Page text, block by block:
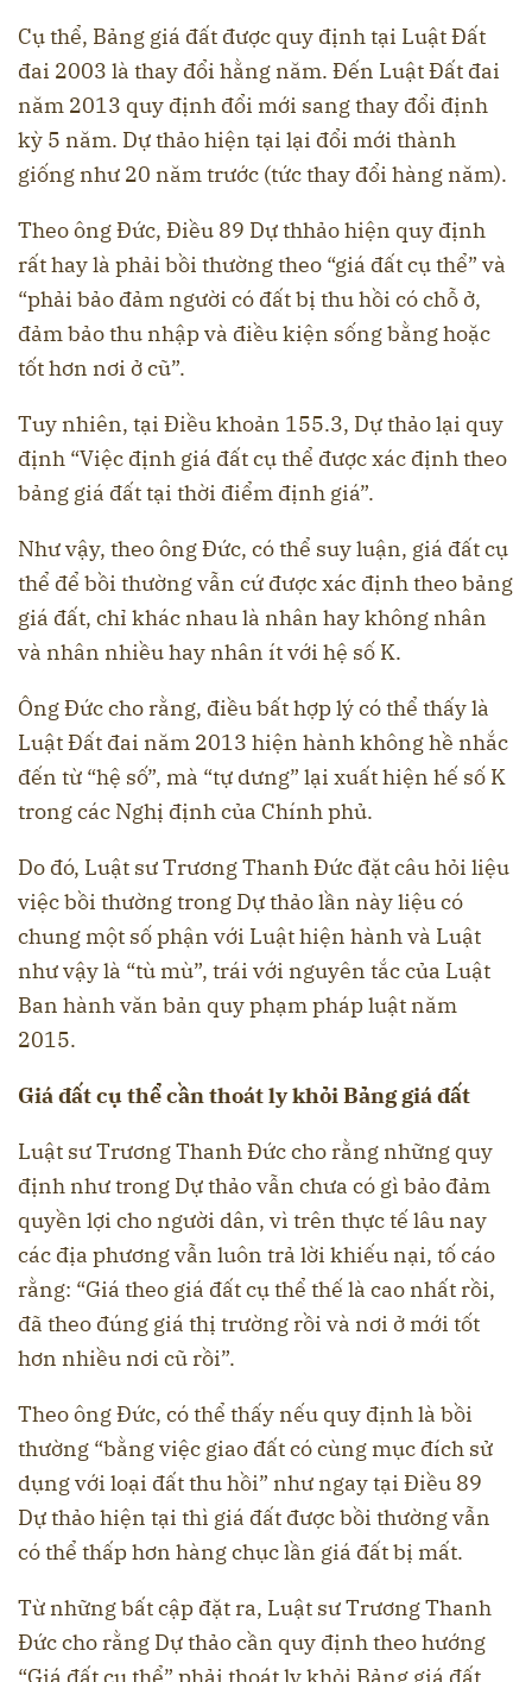
Cụ thể, Bảng giá đất được quy định tại Luật Đất
đai 2003 là thay đổi hằng năm. Đến Luật Đất đai
năm 2013 quy định đổi mới sang thay đổi định
kỳ 5 năm. Dự thảo hiện tại lại đổi mới thành
giống như 20 năm trước (tức thay đổi hàng năm).
Theo ông Đức, Điều 89 Dự thhảo hiện quy định
rất hay là phải bồi thường theo “giá đất cụ thể” và
“phải bảo đảm người có đất bị thu hồi có chỗ ở,
đảm bảo thu nhập và điều kiện sống bằng hoặc
tốt hơn nơi ở cũ”.
Tuy nhiên, tại Điều khoản 155.3, Dự thảo lại quy
định “Việc định giá đất cụ thể được xác định theo
bảng giá đất tại thời điểm định giá”.
Như vậy, theo ông Đức, có thể suy luận, giá đất cụ
thể để bồi thường vẫn cứ được xác định theo bảng
giá đất, chỉ khác nhau là nhân hay không nhân
và nhân nhiều hay nhân ít với hệ số K.
Ông Đức cho rằng, điều bất hợp lý có thể thấy là
Luật Đất đai năm 2013 hiện hành không hề nhắc
đến từ “hệ số”, mà “tự dưng” lại xuất hiện hế số K
trong các Nghị định của Chính phủ.
Do đó, Luật sư Trương Thanh Đức đặt câu hỏi liệu
việc bồi thường trong Dự thảo lần này liệu có
chung một số phận với Luật hiện hành và Luật
như vậy là “tù mù”, trái với nguyên tắc của Luật
Ban hành văn bản quy phạm pháp luật năm
2015.
Giá đất cụ thể cần thoát ly khỏi Bảng giá đất
Luật sư Trương Thanh Đức cho rằng những quy
định như trong Dự thảo vẫn chưa có gì bảo đảm
quyền lợi cho người dân, vì trên thực tế lâu nay
các địa phương vẫn luôn trả lời khiếu nại, tố cáo
rằng: “Giá theo giá đất cụ thể thế là cao nhất rồi,
đã theo đúng giá thị trường rồi và nơi ở mới tốt
hơn nhiều nơi cũ rồi”.
Theo ông Đức, có thể thấy nếu quy định là bồi
thường “bằng việc giao đất có cùng mục đích sử
dụng với loại đất thu hồi” như ngay tại Điều 89
Dự thảo hiện tại thì giá đất được bồi thường vẫn
có thể thấp hơn hàng chục lần giá đất bị mất.
Từ những bất cập đặt ra, Luật sư Trương Thanh
Đức cho rằng Dự thảo cần quy định theo hướng
“Giá đất cụ thể” phải thoát ly khỏi Bảng giá đất.